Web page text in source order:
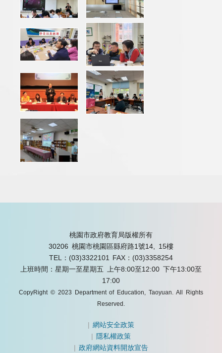
桃園市政府教育局版權所有
30206 桃園市桃園區縣府路1號14, 15樓
TEL：(03)3322101
FAX：(03)3358254
上班時間：星期一至星期五 上午8:00至12:00 下午13:00至
17:00
CopyRight © 2023 Department of Education, Taoyuan. All Rights
Reserved.
|網站安全政策
| 隱私權政策
|政府網站資料開放宣告